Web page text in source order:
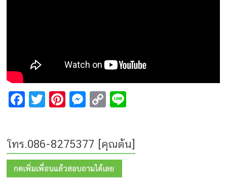
F
b
o
o
T
er
Pi
e
st
M
s
e
n
C
y
Li
n
โทร.086-8275377 [คุณต้น]